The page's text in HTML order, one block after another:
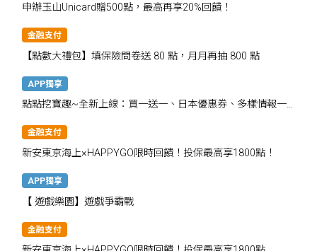
申辦玉山Unicard贈500點，最高再享20%回饋！
金融支付
【點數大禮包】填保險問卷送 80 點，月月再抽 800 點
APP獨享
點點挖寶趣~全新上線：買一送一、日本優惠券、多樣情報一
金融支付
新安東京海上×HAPPYGO限時回饋！投保最高享1800點！
APP獨享
【 遊戲樂園】遊戲爭霸戰
金融支付